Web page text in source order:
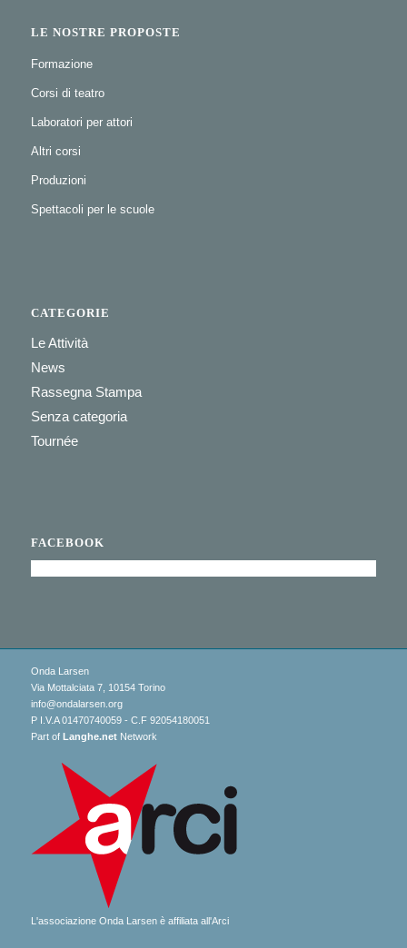
LE NOSTRE PROPOSTE
Formazione
Corsi di teatro
Laboratori per attori
Altri corsi
Produzioni
Spettacoli per le scuole
CATEGORIE
Le Attività
News
Rassegna Stampa
Senza categoria
Tournée
FACEBOOK
Onda Larsen
Via Mottalciata 7, 10154 Torino
info@ondalarsen.org
P I.V.A 01470740059 - C.F 92054180051
Part of Langhe.netNetwork
L'associazione Onda Larsen è affiliata all'Arci